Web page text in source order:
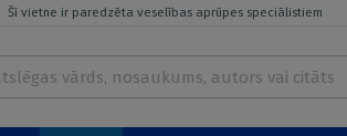
Šī vietne ir paredzēta veselības aprūpes speciālistiem